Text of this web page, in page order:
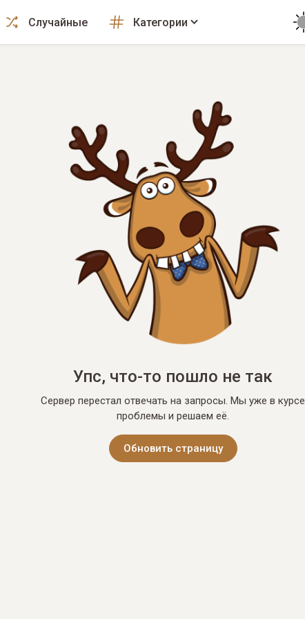
Случайные Категории
Упс, что-то пошло не так
Сервер перестал отвечать на запросы. Мы уже в курсе
проблемы и решаем её.
Обновить страницу